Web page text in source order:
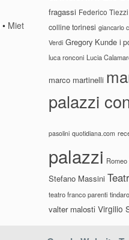
• Miet
fragassi Federico Tiezzi
colline torinesi giancarlo
Verdi Gregory Kunde i
luca ronconi Lucia
marco martinelli
palazzi
pasolini quotidiana.com
palazzi
Stefano Massini
teatro franco parenti
valter malosti Virgilio